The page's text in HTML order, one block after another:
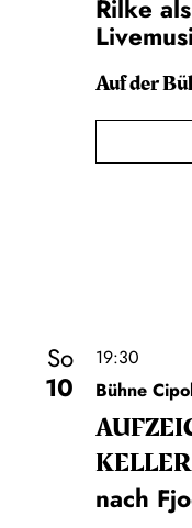
Rilke
Auf der
So
10
19:30
Bühne
nach